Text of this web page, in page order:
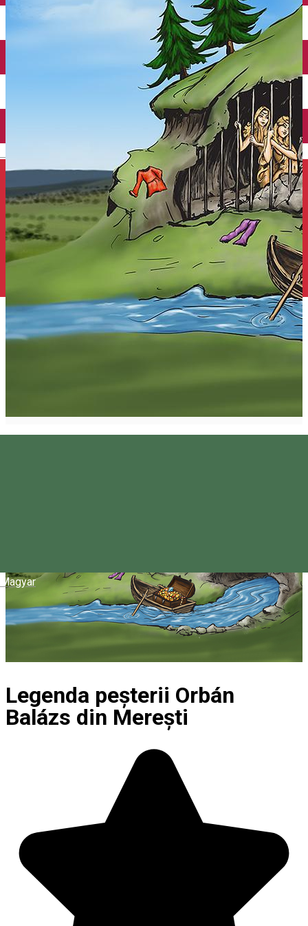
Magyar
Închirieri auto
Închirieri de biciclete
Legenda peșterii Orbán
Balázs din Merești